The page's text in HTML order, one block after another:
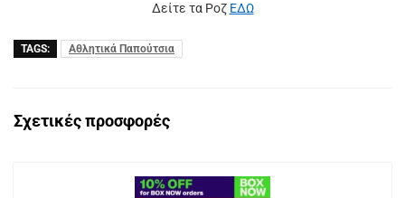
Δείτε τα Ροζ ΕΔΩ
TAGS: Αθλητικά Παπούτσια
Σχετικές προσφορές